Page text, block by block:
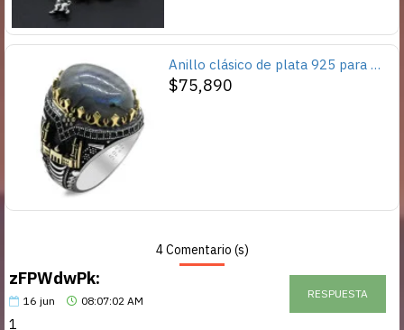
Anillo clásico de plata 925 para hombre con castillo de labradorita Natural, anillo de compromiso Retro Punk auspicioso de Turquía Constantinople
$75,890
4 Comentario (s)
zFPWdwPk:
16 jun 08:07:02 AM
RESPUESTA
1